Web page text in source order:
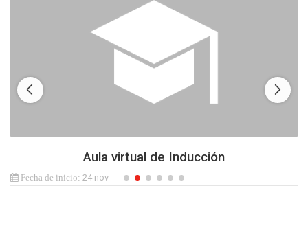
Aula virtual de Inducción
24 nov